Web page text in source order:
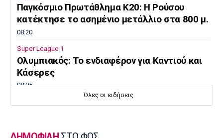
Παγκόσμιο Πρωτάθλημα Κ20: Η Ρούσου
κατέκτησε το ασημένιο μετάλλιο στα 800 μ.
08:20
Super League 1
Ολυμπιακός: Το ενδιαφέρον για Καντιού και
Κάσερες
08:05
Όλες οι ειδήσεις